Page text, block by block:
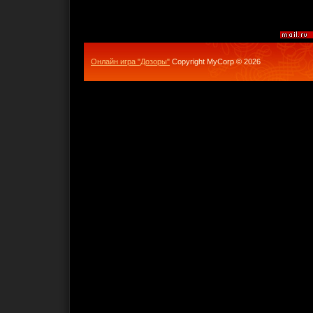
Онлайн игра "Дозоры" Copyright MyCorp © 2026